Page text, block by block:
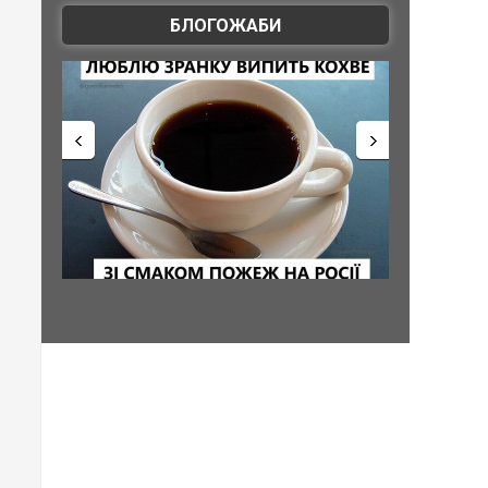
БЛОГОЖАБИ